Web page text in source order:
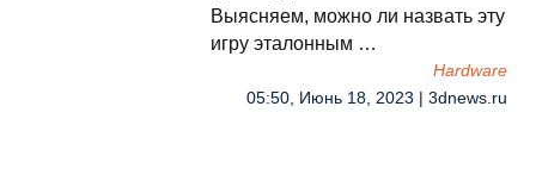
Выясняем, можно ли назвать эту
игру эталонным …
Hardware
05:50, Июнь 18, 2023 | 3dnews.ru